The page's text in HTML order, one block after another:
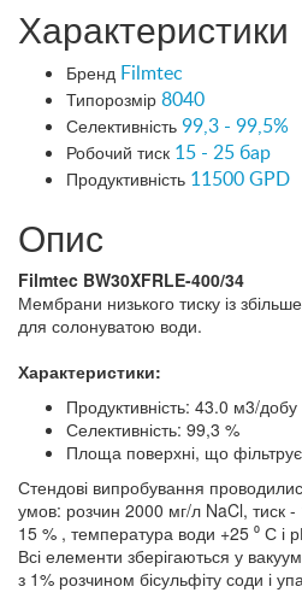
Характеристики
Бренд Filmtec
Типорозмір 8040
Селективність 99,3 - 99,5%
Робочий тиск 15 - 25 бар
Продуктивність 11500 GPD
Опис
Filmtec BW30XFRLE-400/34
Мембрани низького тиску із
для солонуватою води.
Характеристики:
Продуктивність: 43.0 м3/добу
Селективність: 99,3 %
Площа поверхні, що
Стендові випробування
умов: розчин 2000 мг/л NaCl, тиск
15 % , температура води +25 ⁰ С і
Всі елементи зберігаються у
з 1% розчином бісульфіту соди і